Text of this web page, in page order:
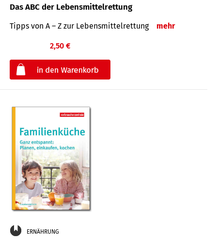
Das ABC der Lebensmittelrettung
Tipps von A – Z zur Lebensmittelrettung mehr
2,50 €
ERNÄHRUNG